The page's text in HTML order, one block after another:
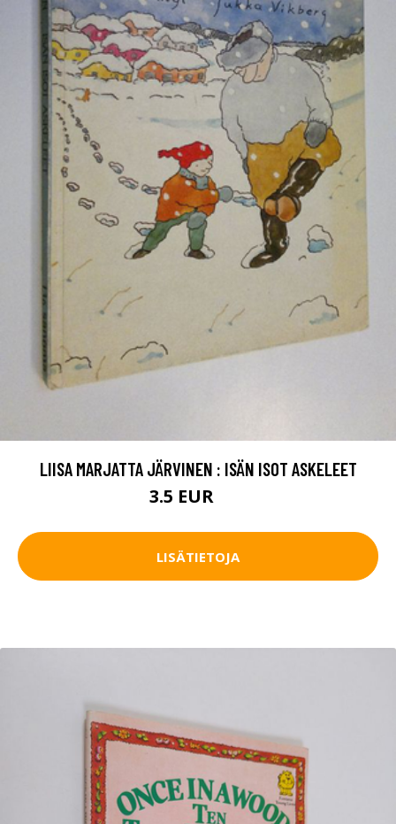
LIISA MARJATTA JÄRVINEN : ISÄN ISOT ASKELEET
3.5 EUR
LISÄTIETOJA